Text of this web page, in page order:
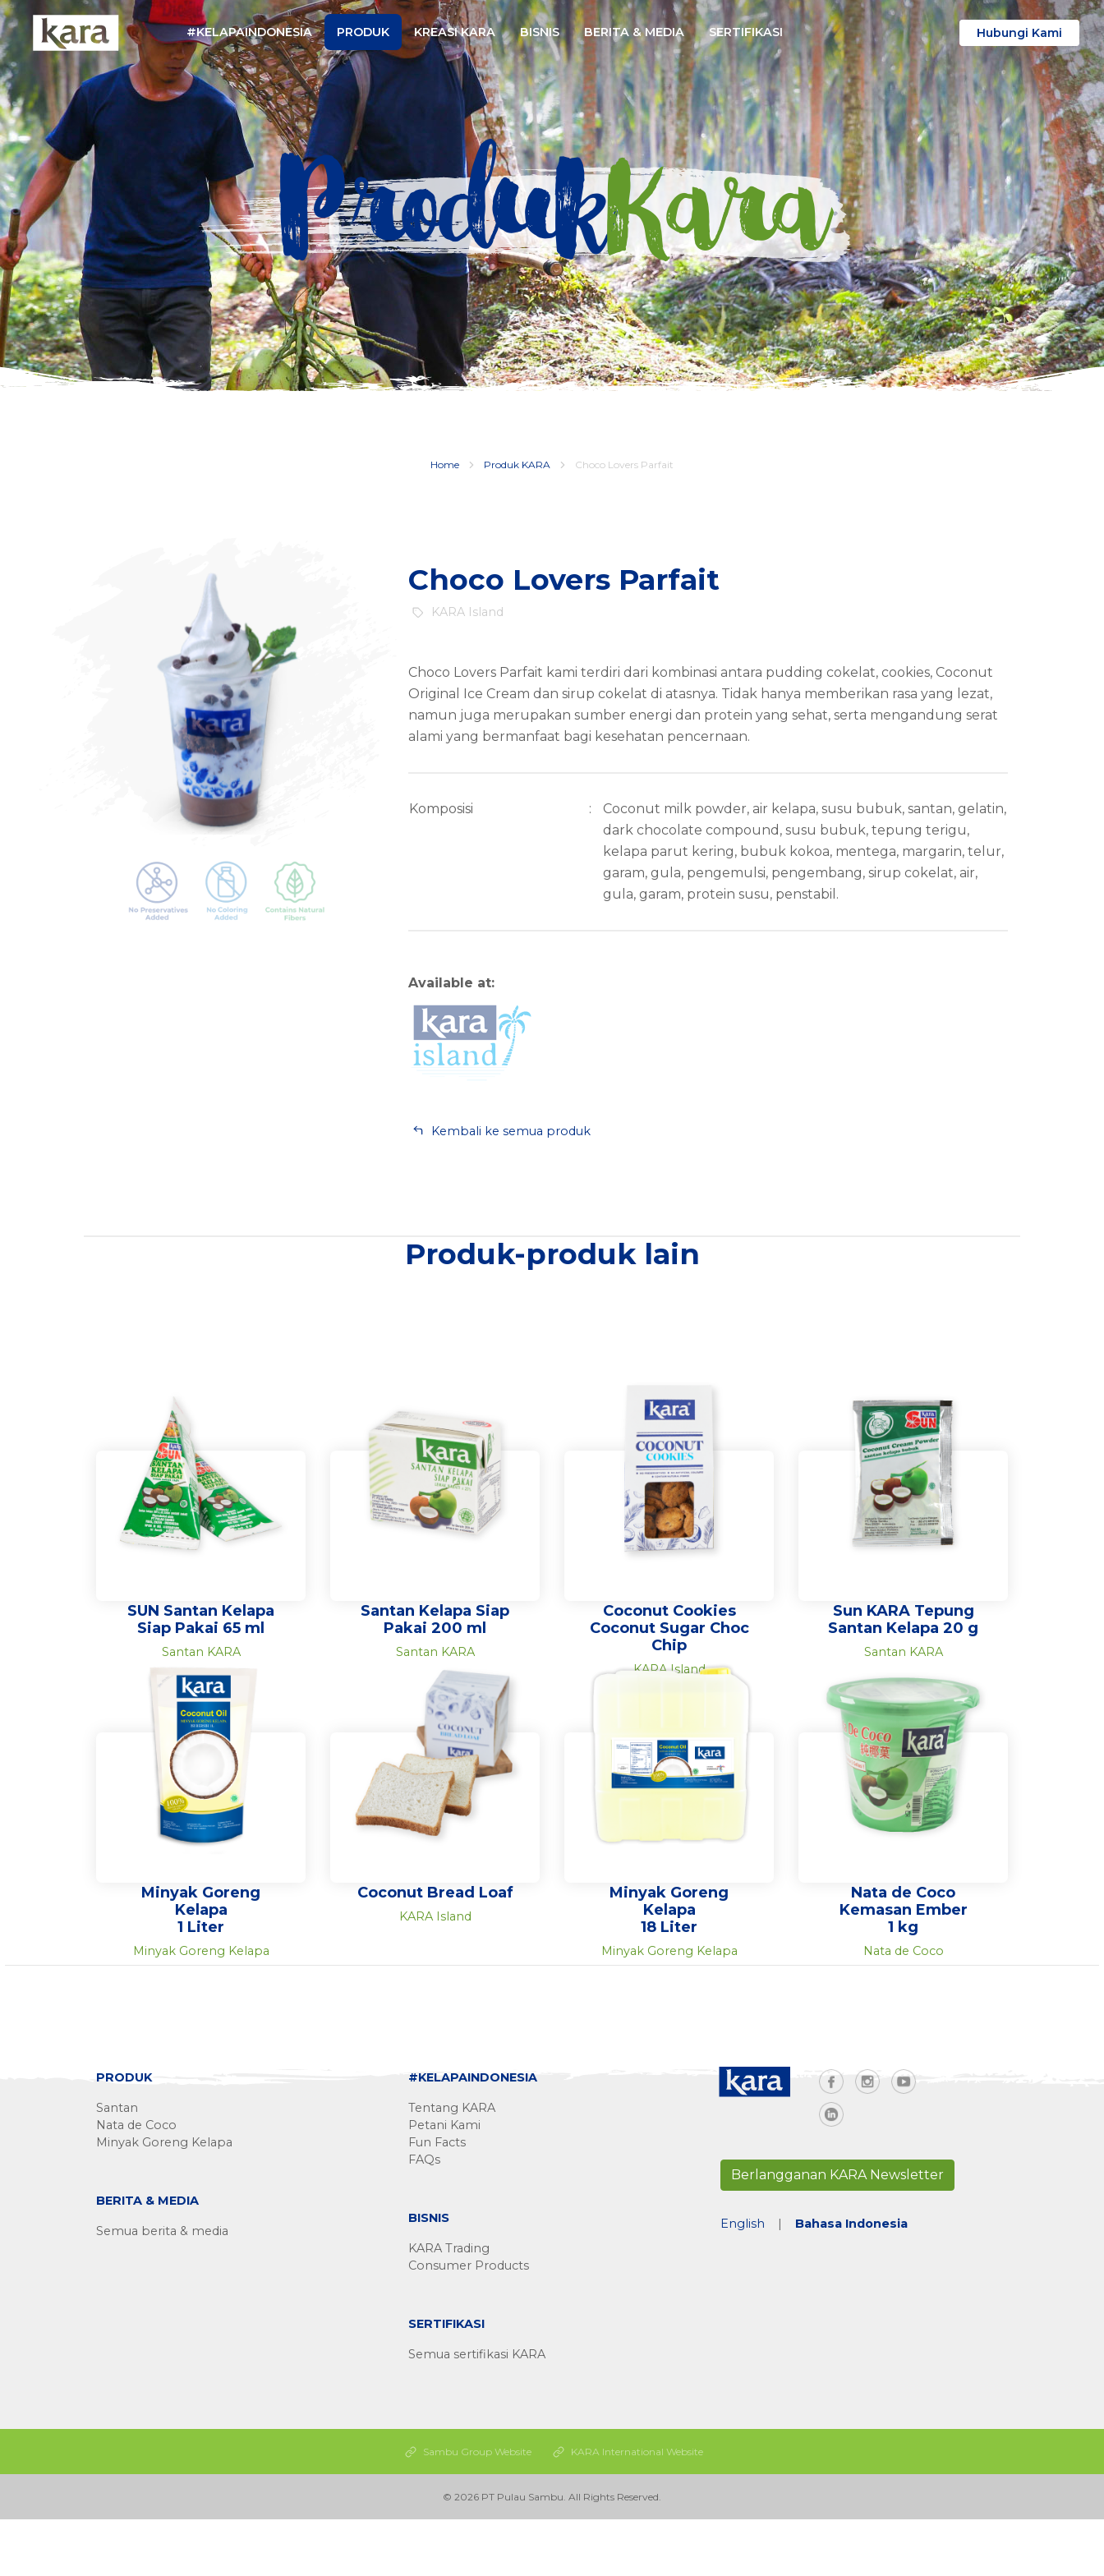
Website
#KELAPAINDONESIA PRODUK KREASI KARA BISNIS BERITA & MEDIA SERTIFIKASI Hubungi Kami
ProdukKara
Home Produk KARA Choco Lovers Parfait
Choco Lovers Parfait
KARA Island
Choco Lovers Parfait kami terdiri dari kombinasi antara pudding cokelat, cookies, Coconut
Original Ice Cream dan sirup cokelat di atasnya. Tidak hanya memberikan rasa yang lezat,
namun juga merupakan sumber energi dan protein yang sehat, serta mengandung serat
alami yang bermanfaat bagi kesehatan pencernaan.
Komposisi :
Coconut milk powder, air kelapa, susu bubuk, santan, gelatin,
dark chocolate compound, susu bubuk, tepung terigu,
kelapa parut kering, bubuk kokoa, mentega, margarin, telur,
garam, gula, pengemulsi, pengembang, sirup cokelat, air,
gula, garam, protein susu, penstabil.
Available at:
Kembali ke semua produk
Produk-produk lain
SUN Santan Kelapa
Siap Pakai 65 ml
Santan KARA
Santan Kelapa Siap
Pakai 200 ml
Santan KARA
Coconut Cookies
Coconut Sugar Choc
Chip
KARA Island
Sun KARA Tepung
Santan Kelapa 20 g
Santan KARA
Minyak Goreng
Kelapa
1 Liter
Minyak Goreng Kelapa
Coconut Bread Loaf
KARA Island
Minyak Goreng
Kelapa
18 Liter
Minyak Goreng Kelapa
Nata de Coco
Kemasan Ember
1 kg
Nata de Coco
PRODUK
Santan
Nata de Coco
Minyak Goreng Kelapa
BERITA & MEDIA
Semua berita & media
#KELAPAINDONESIA
Tentang KARA
Petani Kami
Fun Facts
FAQs
BISNIS
KARA Trading
Consumer Products
SERTIFIKASI
Semua sertifikasi KARA
Berlangganan KARA Newsletter
English | Bahasa Indonesia
Sambu Group Website KARA International Website
© 2026 PT Pulau Sambu. All Rights Reserved.